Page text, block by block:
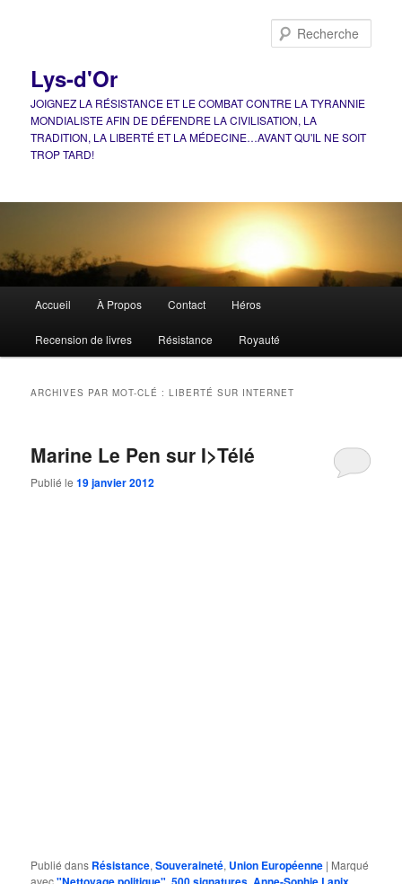
Lys-d'Or
JOIGNEZ LA RÉSISTANCE ET LE COMBAT CONTRE LA TYRANNIE
MONDIALISTE AFIN DE DÉFENDRE LA CIVILISATION, LA
TRADITION, LA LIBERTÉ ET LA MÉDECINE…AVANT QU'IL NE SOIT
TROP TARD!
principal
Accueil À Propos Contact Héros
Recension de livres Résistance Royauté
ARCHIVES PAR MOT-CLÉ :LIBERTÉ SUR INTERNET
Marine Le Pen sur I>Télé
Publié le19 janvier 2012
Publié dans Résistance,Souveraineté, Union Européenne | Marqué
avec
, , ,